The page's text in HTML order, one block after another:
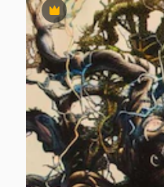
Premium